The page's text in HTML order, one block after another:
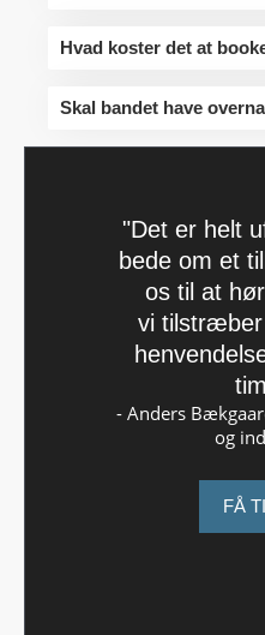
Hvad koster det at
Skal bandet have
"Det er helt
bede om et
os til at
vi
- Anders
og
FÅ